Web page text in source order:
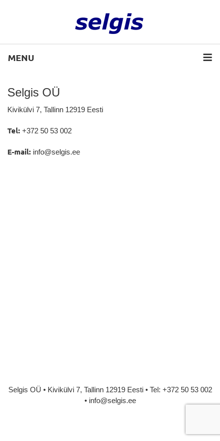
MENU
Selgis OÜ
Kivikülvi 7, Tallinn 12919 Eesti
Tel: +372 50 53 002
E-mail: info@selgis.ee
Selgis OÜ • Kivikülvi 7, Tallinn 12919 Eesti • Tel: +372 50 53 002
• info@selgis.ee